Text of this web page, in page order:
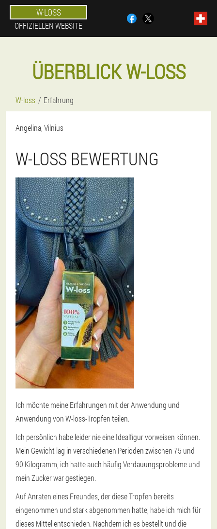
W-LOSS
OFFIZIELLEN WEBSITE
ÜBERBLICK W-LOSS
W-loss Erfahrung
Angelina, Vilnius
W-LOSS BEWERTUNG
Ich möchte meine Erfahrungen mit der Anwendung und
Anwendung von W-loss-Tropfen teilen.
Ich persönlich habe leider nie eine Idealfigur vorweisen können.
Mein Gewicht lag in verschiedenen Perioden zwischen 75 und
90 Kilogramm, ich hatte auch häufig Verdauungsprobleme und
mein Zucker war gestiegen.
Auf Anraten eines Freundes, der diese Tropfen bereits
eingenommen und stark abgenommen hatte, habe ich mich für
dieses Mittel entschieden. Nachdem ich es bestellt und die